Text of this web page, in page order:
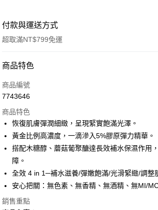
付款與運送方式
超取滿NT$799免運
付款方式
信用卡一次付款
LINE Pay
Apple Pay
街口支付
悠遊付
相關說明
商品特色
商品編號
7743646
商品特色
恢復肌膚彈潤細緻，呈現緊實飽滿光澤。
黃金比例高濃度，一滴滲入5%膠原彈力精華。
搭配木糖醇、蘑菇葡聚醣達長效補水保濕作用
障。
全效 4 in 1─補水滋養/彈嫩飽滿/光滑緊緻/調整
安心把關：無色素、無香精、無酒精、無MI/
銷售重點